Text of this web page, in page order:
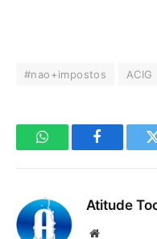
#nao+impostos ACIG
WhatsAppFacebook
Atitude
Site